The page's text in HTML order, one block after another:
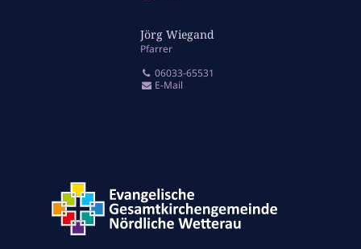
Jörg Wiegand
Pfarrer
06033-65531
E-Mail